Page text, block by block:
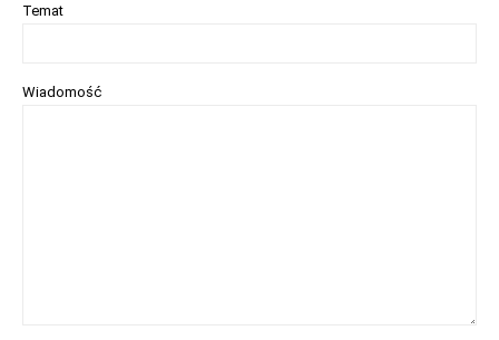
Temat
Wiadomość